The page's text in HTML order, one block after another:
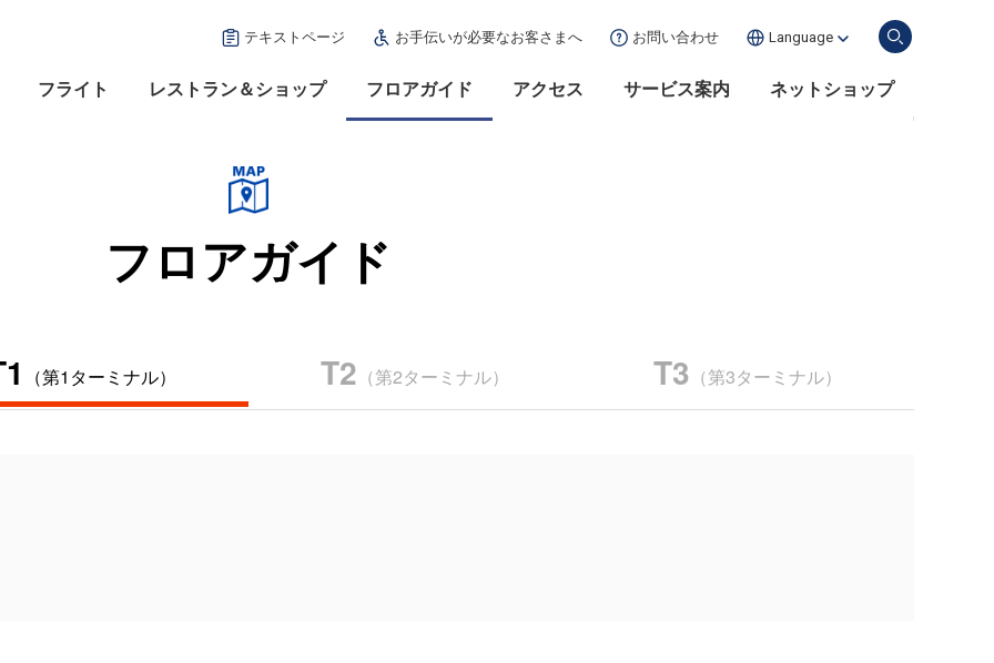
フライト レストラン＆ショップ フロアガイド アクセス サービス案内 ネットショップ
テキストページ お手伝いが必要なお客さまへ お問い合わせ Language
フロアガイド
（第1ターミナル） T2 （第2ターミナル） T3 （第3ターミナル）